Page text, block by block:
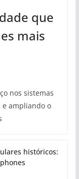
que
mais
nos sistemas
e ampliando o
históricos: